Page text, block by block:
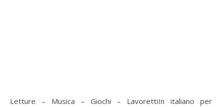
Letture – Musica – Giochi – LavorettiIn italiano per